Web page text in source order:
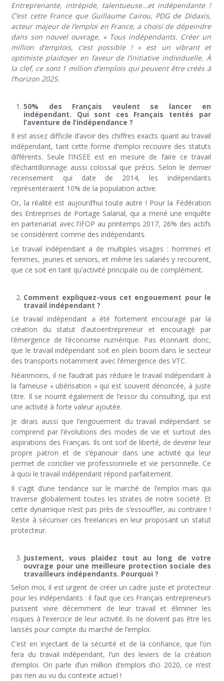
Entreprenante, intrépide, talentueuse…et indépendante !
C’est cette France que Guillaume Cairou, PDG de Didaxis,
acteur majeur de l’emploi en France, a choisi de dépeindre
dans son nouvel ouvrage. « Tous indépendants. Créer un
million d’emplois, c’est possible ! » est un vibrant et
optimiste plaidoyer en faveur de l’initiative individuelle. À
la clef, ce sont 1 million d’emplois qui peuvent être créés à
l’horizon 2025.
50% des Français veulent se lancer en
indépendant. Qui sont ces Français tentés par
l’aventure de l’indépendance ?
Il est assez difficile d’avoir des chiffres exacts quant au travail
indépendant, tant cette forme d’emploi recouvre des statuts
différents. Seule l’INSEE est en mesure de faire ce travail
d’échantillonnage aussi colossal que précis. Selon le dernier
recensement qui date de 2014, les indépendants
représenteraient 10% de la population active.
Or, la réalité est aujourd’hui toute autre ! Pour la Fédération
des Entreprises de Portage Salarial, qui a mené une enquête
en partenariat avec l’IFOP au printemps 2017, 26% des actifs
se considèrent comme des indépendants.
Le travail indépendant a de multiples visages : hommes et
femmes, jeunes et seniors, et même les salariés y recourent,
que ce soit en tant qu’activité principale ou de complément.
Comment expliquez-vous cet engouement pour le
travail indépendant ?
Le travail indépendant a été fortement encouragé par la
création du statut d’autoentrepreneur et encouragé par
l’émergence de l’économie numérique. Pas étonnant donc,
que le travail indépendant soit en plein boom dans le secteur
des transports notamment avec l’émergence des VTC.
Néanmoins, il ne faudrait pas réduire le travail indépendant à
la fameuse « ubérisation » qui est souvent dénoncée, à juste
titre. Il se nourrit également de l’essor du consulting, qui est
une activité à forte valeur ajoutée.
Je dirais aussi que l’engouement du travail indépendant se
comprend par l’évolutions des modes de vie et surtout des
aspirations des Français. Ils ont soif de liberté, de devenir leur
propre patron et de s’épanouir dans une activité qui leur
permet de concilier vie professionnelle et vie personnelle. Ce
à quoi le travail indépendant répond parfaitement.
Il s’agit d’une tendance sur le marché de l’emploi mais qui
traverse globalement toutes les strates de notre société. Et
cette dynamique n’est pas près de s’essouffler, au contraire !
Reste à sécuriser ces freelances en leur proposant un statut
protecteur.
Justement, vous plaidez tout au long de votre
ouvrage pour une meilleure protection sociale des
travailleurs indépendants. Pourquoi ?
Selon moi, il est urgent de créer un cadre juste et protecteur
pour les indépendants : il faut que ces Français entrepreneurs
puissent vivre décemment de leur travail et éliminer les
risques à l’exercice de leur activité. Ils ne doivent pas être les
laissés pour compte du marché de l’emploi.
C’est en injectant de la sécurité et de la confiance, que l’on
fera du travail indépendant, l’un des leviers de la création
d’emploi. On parle d’un million d’emplois d’ici 2020, ce n’est
pas rien au vu du contexte actuel !